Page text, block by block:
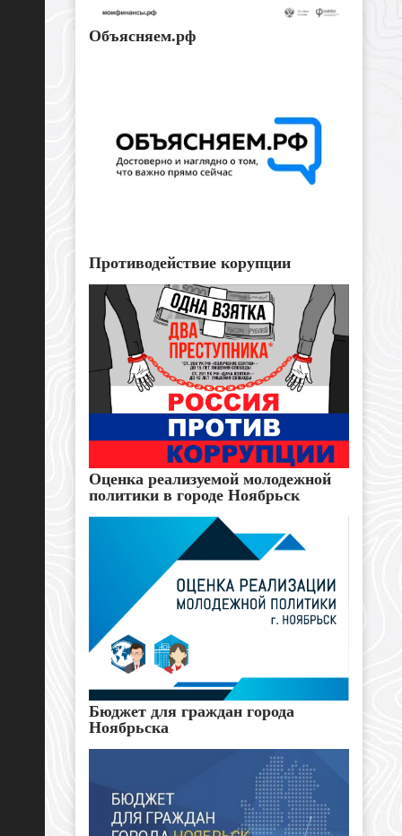
Объясняем.рф
Противодействие корупции
Оценка реализуемой молодежной
политики в городе Ноябрьск
Бюджет для граждан города
Ноябрьска